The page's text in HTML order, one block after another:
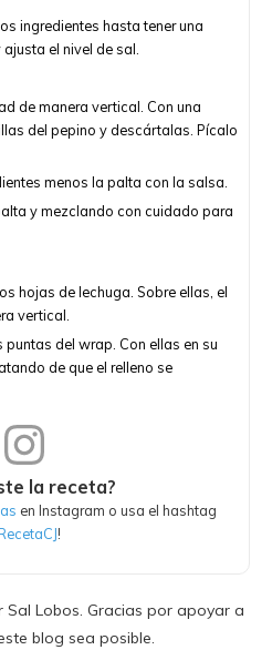
ingredientes hasta tener una
el nivel de sal.
de manera vertical. Con una
del pepino y descártalas. Pícalo
menos la palta con la salsa.
y mezclando con cuidado para
hojas de lechuga. Sobre ellas, el
vertical.
del wrap. Con ellas en su
de que el relleno se
la receta?
en Instagram o usa el hashtag
!
Lobos. Gracias por apoyar a
blog sea posible.